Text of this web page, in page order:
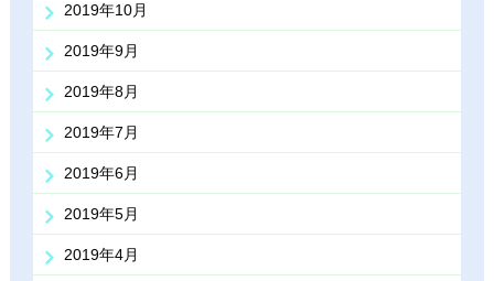
2019年10月
2019年9月
2019年8月
2019年7月
2019年6月
2019年5月
2019年4月